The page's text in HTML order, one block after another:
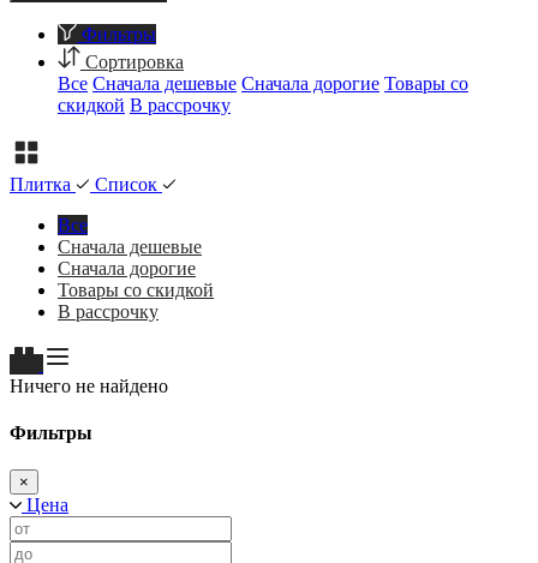
Фильтры
Сортировка
Все Сначала дешевые Сначала дорогие Товары со
скидкой В рассрочку
Плитка
Список
Все
Сначала дешевые
Сначала дорогие
Товары со скидкой
В рассрочку
Ничего не найдено
Фильтры
×
Цена